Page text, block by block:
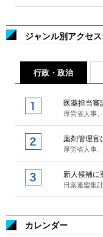
ジャンル別アクセ
行政・政治
医薬担当審
厚労省人事
薬剤管理官
厚労省人事
新人候補に
日薬連盟集
カレンダー